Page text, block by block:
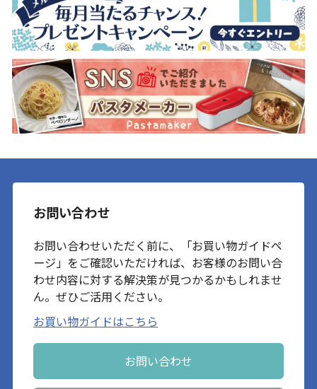
お問い合わせ
お問い合わせいただく前に、「お買い物ガイドペ
ージ」をご確認いただければ、お客様のお問い合
わせ内容に対する解決策が見つかるかもしれませ
ん。ぜひご活用ください。
お買い物ガイドはこちら
お問い合わせ